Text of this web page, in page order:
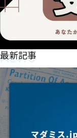
NEWS
最新記事